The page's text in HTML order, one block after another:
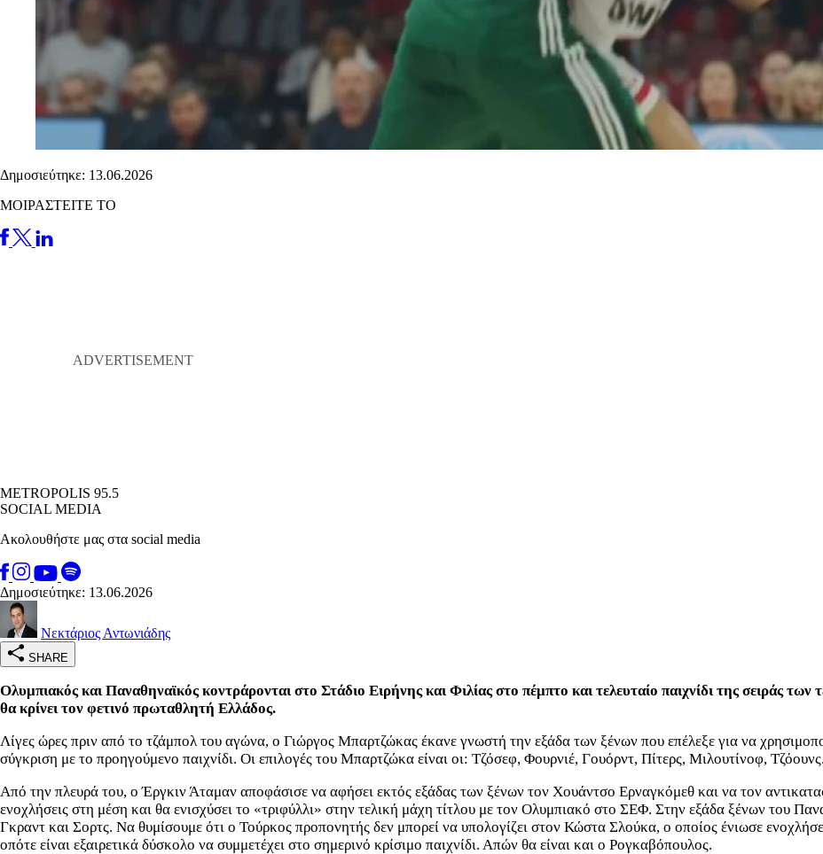
Δημοσιεύτηκε: 13.06.2026
ΜΟΙΡΑΣΤΕΙΤΕ ΤΟ
METROPOLIS 95.5
SOCIAL MEDIA
Ακολουθήστε μας στα social media
Δημοσιεύτηκε: 13.06.2026
Νεκτάριος Αντωνιάδης
SHARE
Ολυμπιακός και Παναθηναϊκός κοντράρονται στο Στάδιο Ειρήνης και Φιλίας στο πέμπτο και τελευταίο παιχνίδι της σειράς
θα κρίνει τον φετινό πρωταθλητή Ελλάδος.
Λίγες ώρες πριν από το τζάμπολ του αγώνα, ο Γιώργος Μπαρτζώκας έκανε γνωστή την εξάδα των ξένων που επέλεξε για να
σύγκριση με το προηγούμενο παιχνίδι. Οι επιλογές του Μπαρτζώκα είναι οι: Τζόσεφ, Φουρνιέ, Γουόρντ, Πίτερς, Μιλουτίνοφ, Τζόουνς.
Από την πλευρά του, ο Έργκιν Άταμαν αποφάσισε να αφήσει εκτός εξάδας των ξένων τον Χουάντσο Ερναγκόμεθ και να τον
ενοχλήσεις στη μέση και θα ενισχύσει το «τριφύλλι» στην τελική μάχη τίτλου με τον Ολυμπιακό στο ΣΕΦ. Στην εξάδα ξένων του
Γκραντ και Σορτς. Να θυμίσουμε ότι ο Τούρκος προπονητής δεν μπορεί να υπολογίζει στον Κώστα Σλούκα, ο οποίος ένιωσε
οπότε είναι εξαιρετικά δύσκολο να συμμετέχει στο σημερινό κρίσιμο παιχνίδι. Απών θα είναι και ο Ρογκαβόπουλος.